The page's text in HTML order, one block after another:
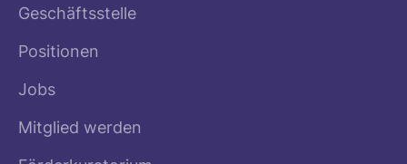
Geschäftsstelle
Positionen
Jobs
Mitglied werden